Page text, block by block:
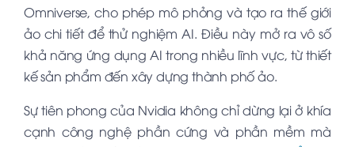
Omniverse, cho phép mô phỏng và tạo ra thế giới
ảo chi tiết để thử nghiệm AI. Điều này mở ra vô số
khả năng ứng dụng AI trong nhiều lĩnh vực, từ thiết
kế sản phẩm đến xây dựng thành phố ảo.
Sự tiên phong của Nvidia không chỉ dừng lại ở khía
cạnh công nghệ phần cứng và phần mềm mà